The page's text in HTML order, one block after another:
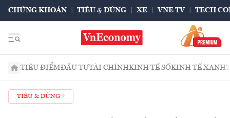
CHỨNG KHOÁN TIÊU & DÙNG XE VNE TV TECH
TIÊU ĐIỂMĐẦU TƯTÀI CHÍNHKINH TẾ SỐKINH TẾ XANH
TIÊU & DÙNG